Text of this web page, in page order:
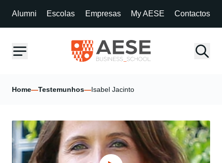
Alumni Escolas Empresas My AESE Contactos
Home—Testemunhos—Isabel Jacinto